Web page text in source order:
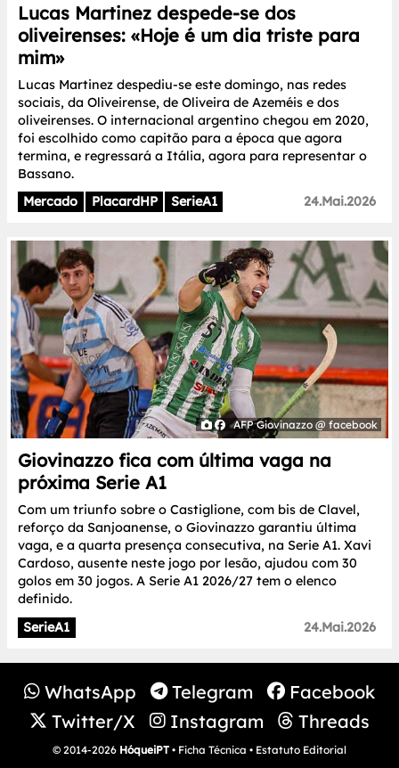
Lucas Martinez despede-se dos
oliveirenses: «Hoje é um dia triste para
mim»
Lucas Martinez despediu-se este domingo, nas redes
sociais, da Oliveirense, de Oliveira de Azeméis e dos
oliveirenses. O internacional argentino chegou em 2020,
foi escolhido como capitão para a época que agora
termina, e regressará a Itália, agora para representar o
Bassano.
Mercado
PlacardHP SerieA1 24.Mai.2026
AFP Giovinazzo @ facebook
Giovinazzo fica com última vaga na
próxima Serie A1
Com um triunfo sobre o Castiglione, com bis de Clavel,
reforço da Sanjoanense, o Giovinazzo garantiu última
vaga, e a quarta presença consecutiva, na Serie A1. Xavi
Cardoso, ausente neste jogo por lesão, ajudou com 30
golos em 30 jogos. A Serie A1 2026/27 tem o elenco
definido.
SerieA1
24.Mai.2026
WhatsApp Telegram
Facebook
Twitter/X
Instagram Threads
© 2014-2026 HóqueiPT • Ficha Técnica • Estatuto Editorial